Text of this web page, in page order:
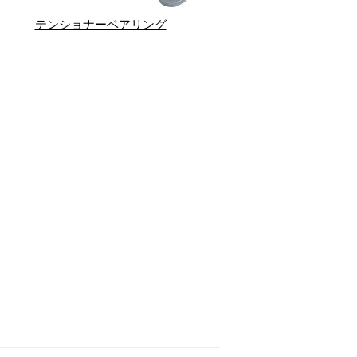
テンショナーベアリング